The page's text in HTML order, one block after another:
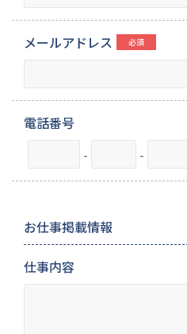
メールアドレス
電話番号
-
-
お仕事掲載情報
仕事内容